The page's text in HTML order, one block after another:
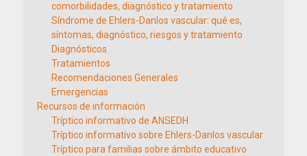
comorbilidades, diagnóstico y tratamiento
Síndrome de Ehlers-Danlos vascular: qué es,
síntomas, diagnóstico, riesgos y tratamiento
Diagnósticos
Tratamientos
Recomendaciones Generales
Emergencias
Recursos de información
Tríptico informativo de ANSEDH
Tríptico informativo sobre Ehlers-Danlos vascular
Tríptico para familias sobre ámbito educativo